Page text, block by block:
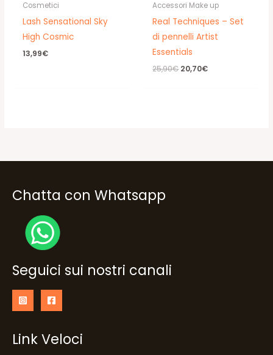
Cosmetici
Lash Sensational Sky
High Cosmic
13,99€
Accessori Make up
Real Techniques – Set
di pennelli Artist
Essentials
25,90€ Il
20,70€Il
Chatta con Whatsapp
Seguici sui nostri canali
Link Veloci